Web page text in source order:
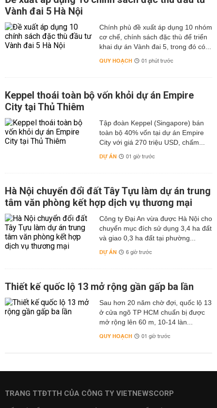
Vành đai 5 Hà Nội
Chính phủ đề xuất áp dụng 10 nhóm
cơ chế, chính sách đặc thù để triển
khai dự án Vành đai 5, trong đó có...
QUY HOẠCH 01 phút trước
Keppel thoái toàn bộ vốn khỏi dự án Empire
City tại Thủ Thiêm
Tập đoàn Keppel (Singapore) bán
toàn bộ 40% vốn tại dự án Empire
City với giá 270 triệu USD, chấm...
DỰ ÁN 01 giờ trước
Hà Nội chuyển đổi đất Tây Tựu làm dự án trung
tâm văn phòng kết hợp dịch vụ thương mại
Công ty Đại An vừa được Hà Nội cho
chuyển mục đích sử dụng 3,4 ha đất
và giao 0,3 ha đất tại phường...
DỰ ÁN 6 giờ trước
Thiết kế quốc lộ 13 mở rộng gần gấp ba lần
Sau hơn 20 năm chờ đợi, quốc lộ 13
ở cửa ngõ TP HCM chuẩn bị được
mở rộng lên 60 m, 10-14 làn...
QUY HOẠCH 01 giờ trước
TRANG TTĐTTH CỦA CÔNG TY VIETNEWSCORP